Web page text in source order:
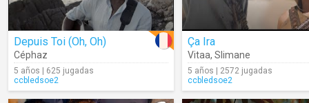
Depuis Toi (Oh, Oh)
Céphaz
5 años | 625 jugadas
ccbledsoe2
Ça Ira
Vitaa, Slimane
5 años | 2572 jugadas
ccbledsoe2